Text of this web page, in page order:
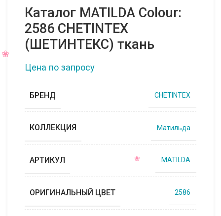
Каталог MATILDA Colour:
2586 CHETINTEX
(ШЕТИНТЕКС) ткань
Цена по запросу
БРЕНД CHETINTEX
КОЛЛЕКЦИЯ Матильда
АРТИКУЛ MATILDA
ОРИГИНАЛЬНЫЙ ЦВЕТ 2586